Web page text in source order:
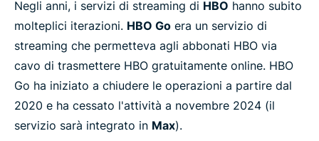
Negli anni, i servizi di streaming di HBO hanno subito
molteplici iterazioni. HBO Go era un servizio di
streaming che permetteva agli abbonati HBO via
cavo di trasmettere HBO gratuitamente online. HBO
Go ha iniziato a chiudere le operazioni a partire dal
2020 e ha cessato l'attività a novembre 2024 (il
servizio sarà integrato in Max).